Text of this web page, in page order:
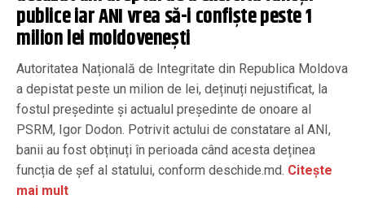
publice iar ANI vrea să-i confiște peste 1
milion lei moldovenești
Autoritatea Națională de Integritate din Republica Moldova
a depistat peste un milion de lei, deținuți nejustificat, la
fostul președinte și actualul președinte de onoare al
PSRM, Igor Dodon. Potrivit actului de constatare al ANI,
banii au fost obținuți în perioada când acesta deținea
funcția de șef al statului, conform deschide.md. Citește
mai mult